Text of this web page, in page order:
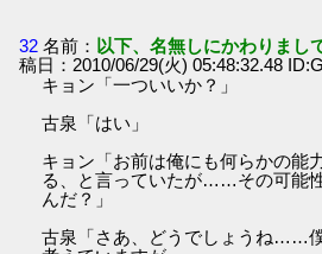
32 名前： 以下、名無しにかわりまし
稿日：2010/06/29(火) 05:48:32.48
キョン「一ついいか？」
古泉「はい」
キョン「お前は俺にも何らかの能
る、と言っていたが……その可能
んだ？」
古泉「さあ、どうでしょうね……